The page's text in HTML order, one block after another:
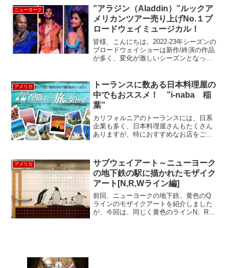
人気。コロンビア峡谷にあるマルトノマ
滝オレゴン州でも高い落差...
ニューヨーク
”アラジン（Aladdin）”ルックア
メリカンツアー売り上げNo.１ブ
ロードウェイミュージカル！
皆様、こんにちは。2022-23年シーズンの
ブロードウェイショーは新作/終演の作品
が多く、変化が激しいシーズンとなって
ルは何だったかおわかりですか？🤔正解
は”アラ...
アメリカ
トーランスに数ある日本料理屋の
中でもおススメ！ ”i-naba 稲
葉”
カリフォルニアのトーランスには、日系
企業も多く、日本料理屋さんもたくさん
ありますが、特におすすめなお店をご紹
うな感じですが、中に入ると。。本格的
なカウンターも...
アメリカ
サブウェイアート～ニューヨーク
の地下鉄の駅に描かれたモザイク
アート[N,R,Wライン編]
前回、ニューヨークの地下鉄、黄色のQ
ラインのモザイクアートを紹介しました
が、今回は、同じく黄色のラインN、R、